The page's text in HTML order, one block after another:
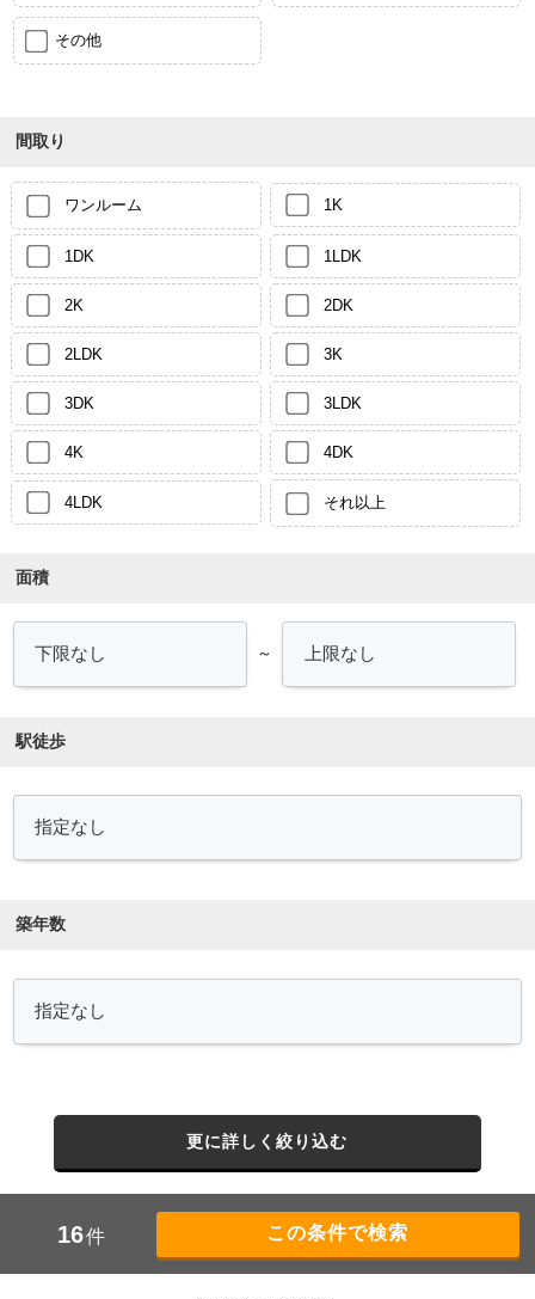
その他
間取り
ワンルーム 1K
1DK 1LDK
2K 2DK
2LDK 3K
3DK 3LDK
4K 4DK
4LDK それ以上
面積
～
駅徒歩
築年数
更に詳しく絞り込む
16件